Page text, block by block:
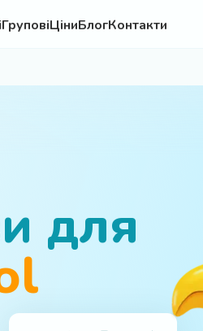
ГруповіЦіниБлогКонтакти
для